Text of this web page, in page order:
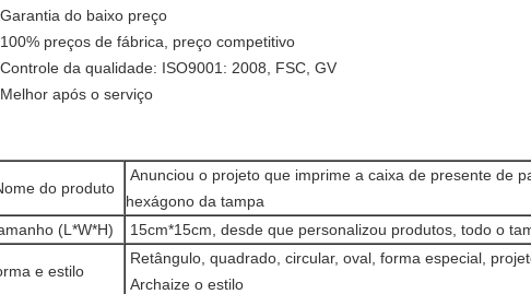
do baixo preço
preços de fábrica, preço competitivo
da qualidade: ISO9001: 2008, FSC, GV
após o serviço
do produto
Anunciou o projeto que imprime a caixa de presente de
hexágono da tampa
(L*W*H)
15cm*15cm, desde que personalizou produtos, todo o
e estilo
Retângulo, quadrado, circular, oval, forma especial,
Archaize o estilo